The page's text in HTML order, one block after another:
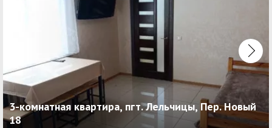
3-комнатная квартира, пгт. Лельчицы, Пер. Новый
18